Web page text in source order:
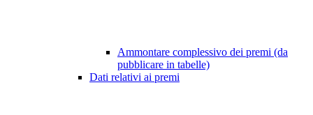
Ammontare complessivo dei premi (da
pubblicare in tabelle)
Dati relativi ai premi